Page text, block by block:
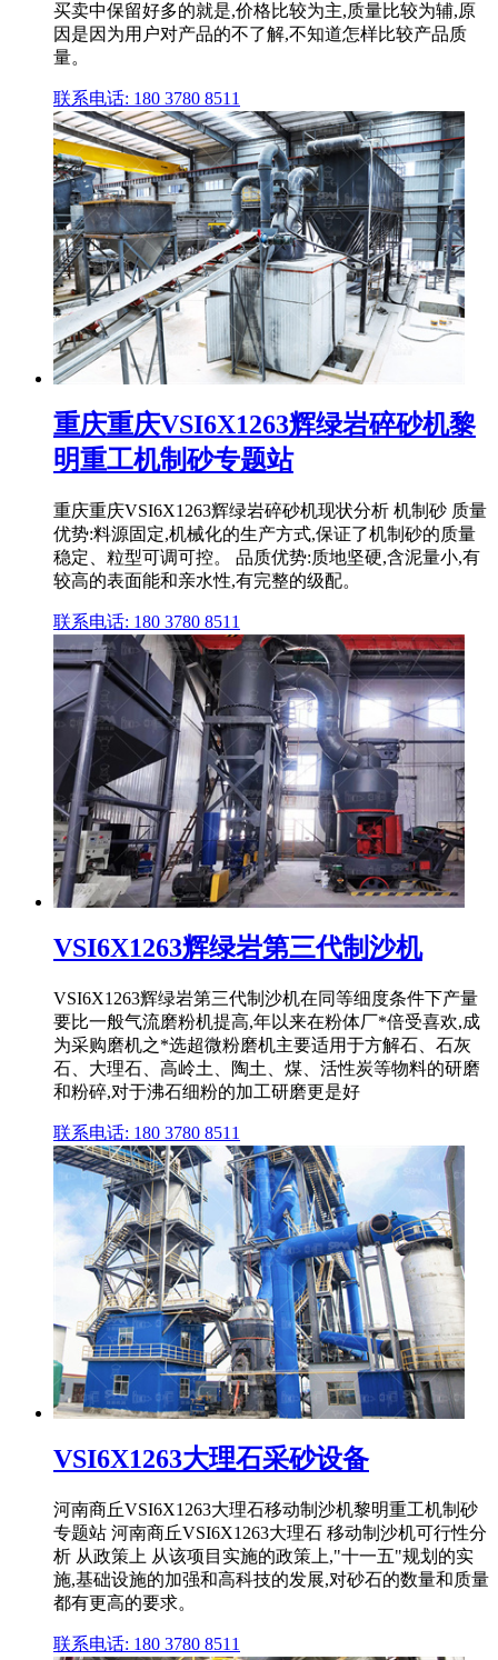
买卖中保留好多的就是,价格比较为主,质量比较为辅,原
因是因为用户对产品的不了解,不知道怎样比较产品质
量。
联系电话: 180 3780 8511
重庆重庆VSI6X1263辉绿岩碎砂机黎
明重工机制砂专题站
重庆重庆VSI6X1263辉绿岩碎砂机现状分析 机制砂 质量
优势:料源固定,机械化的生产方式,保证了机制砂的质量
稳定、粒型可调可控。 品质优势:质地坚硬,含泥量小,有
较高的表面能和亲水性,有完整的级配。
联系电话: 180 3780 8511
VSI6X1263辉绿岩第三代制沙机
VSI6X1263辉绿岩第三代制沙机在同等细度条件下产量
要比一般气流磨粉机提高,年以来在粉体厂*倍受喜欢,成
为采购磨机之*选超微粉磨机主要适用于方解石、石灰
石、大理石、高岭土、陶土、煤、活性炭等物料的研磨
和粉碎,对于沸石细粉的加工研磨更是好
联系电话: 180 3780 8511
VSI6X1263大理石采砂设备
河南商丘VSI6X1263大理石移动制沙机黎明重工机制砂
专题站 河南商丘VSI6X1263大理石 移动制沙机可行性分
析 从政策上 从该项目实施的政策上,"十一五"规划的实
施,基础设施的加强和高科技的发展,对砂石的数量和质量
都有更高的要求。
联系电话: 180 3780 8511